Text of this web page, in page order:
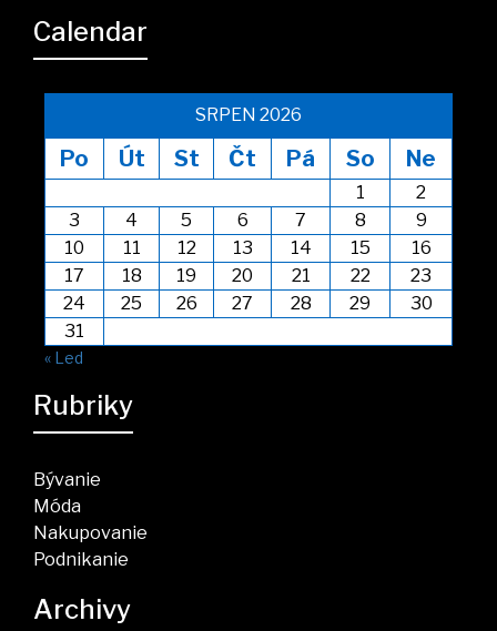
Calendar
SRPEN 2026
Po Út St Čt Pá So Ne
1
2
3
4 5 6 7 8
9
10
11 12 13 14 15
16
17
18 19 20 21 22
23
24
25 26 27 28 29
30
31
« Led
Rubriky
Bývanie
Móda
Nakupovanie
Podnikanie
Archivy